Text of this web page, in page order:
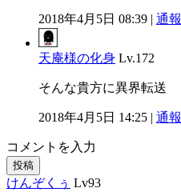
2018年4月5日 08:39 | 通報
天庵様の化身 Lv.172
そんな貴方に異界転送
2018年4月5日 14:25 | 通報
コメントを入力
投稿
けんぞくぅ Lv93